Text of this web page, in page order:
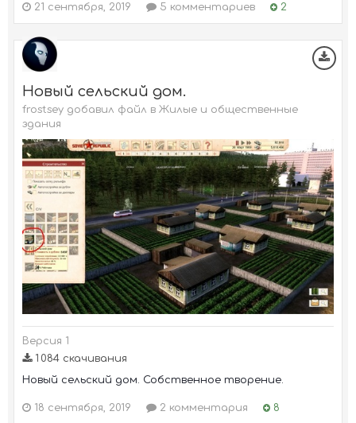
21 сентября, 2019 5 комментариев 2
Новый сельский дом.
frostsey добавил файл в Жилые и общественные
здания
Версия 1
1 084 скачивания
Новый сельский дом. Собственное творение.
18 сентября, 2019 2 комментария 8